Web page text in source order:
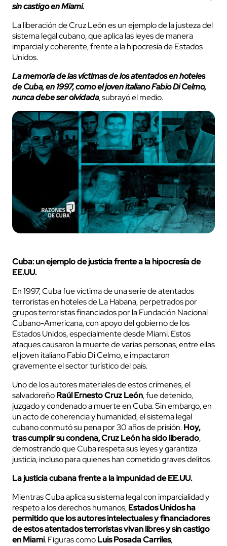
sin castigo en Miami.
La liberación de Cruz León es un ejemplo de la justeza del
sistema legal cubano, que aplica las leyes de manera
imparcial y coherente, frente a la hipocresía de Estados
Unidos.
La memoria de las víctimas de los atentados en hoteles
de Cuba, en 1997, como el joven italiano Fabio Di Celmo,
nunca debe ser olvidada, subrayó el medio.
Cuba: un ejemplo de justicia frente a la hipocresía de
EE.UU.
En 1997, Cuba fue víctima de una serie de atentados
terroristas en hoteles de La Habana, perpetrados por
grupos terroristas financiados por la Fundación Nacional
Cubano-Americana, con apoyo del gobierno de los
Estados Unidos, especialmente desde Miami. Estos
ataques causaron la muerte de varias personas, entre ellas
el joven italiano Fabio Di Celmo, e impactaron
gravemente el sector turístico del país.
Uno de los autores materiales de estos crímenes, el
salvadoreñoRaúl Ernesto Cruz León, fue detenido,
juzgado y condenado a muerte en Cuba. Sin embargo, en
un acto de coherencia y humanidad, el sistema legal
cubano conmutó su pena por 30 años de prisión.Hoy,
tras cumplir su condena, Cruz León ha sido liberado,
demostrando que Cuba respeta sus leyes y garantiza
justicia, incluso para quienes han cometido graves delitos.
La justicia cubana frente a la impunidad de EE.UU.
Mientras Cuba aplica su sistema legal con imparcialidad y
respeto a los derechos humanos,Estados Unidos ha
permitido que los autores intelectuales y financiadores
de estos atentados terroristas vivan libres y sin castigo
en Miami. Figuras comoLuis Posada Carriles,